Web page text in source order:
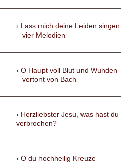
Lass mich deine Leiden singen
– vier Melodien
O Haupt voll Blut und Wunden
– vertont von Bach
Herzliebster Jesu, was hast du
verbrochen?
O du hochheilig Kreuze –